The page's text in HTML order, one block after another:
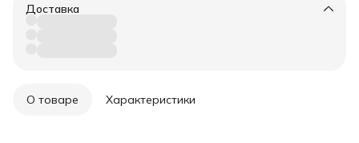
Доставка
О товаре Характеристики